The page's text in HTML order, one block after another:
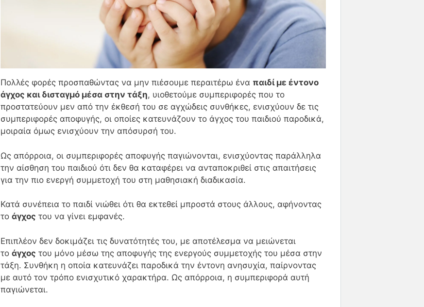
Πολλές φορές προσπαθώντας να μην πιέσουμε περαιτέρω ένα παιδί με έντονο
άγχος και δισταγμό μέσα στην τάξη, υιοθετούμε συμπεριφορές που το
προστατεύουν μεν από την έκθεσή του σε αγχώδεις συνθήκες, ενισχύουν δε τις
συμπεριφορές αποφυγής, οι οποίες κατευνάζουν το άγχος του παιδιού παροδικά,
μοιραία όμως ενισχύουν την απόσυρσή του.
Ως απόρροια, οι συμπεριφορές αποφυγής παγιώνονται, ενισχύοντας παράλληλα
την αίσθηση του παιδιού ότι δεν θα καταφέρει να ανταποκριθεί στις απαιτήσεις
για την πιο ενεργή συμμετοχή του στη μαθησιακή διαδικασία.
Κατά συνέπεια το παιδί νιώθει ότι θα εκτεθεί μπροστά στους άλλους, αφήνοντας
το άγχος του να γίνει εμφανές.
Επιπλέον δεν δοκιμάζει τις δυνατότητές του, με αποτέλεσμα να μειώνεται
το άγχος του μόνο μέσω της αποφυγής της ενεργούς συμμετοχής του μέσα στην
τάξη. Συνθήκη η οποία κατευνάζει παροδικά την έντονη ανησυχία, παίρνοντας
με αυτό τον τρόπο ενισχυτικό χαρακτήρα. Ως απόρροια, η συμπεριφορά αυτή
παγιώνεται.